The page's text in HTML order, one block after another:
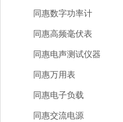
同惠数字功率计
同惠高频毫伏表
同惠电声测试仪器
同惠万用表
同惠电子负载
同惠交流电源